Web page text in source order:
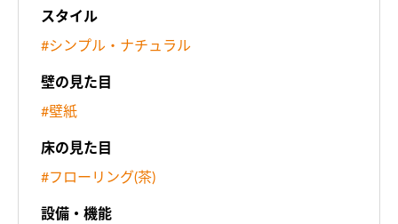
スタイル
#シンプル・ナチュラル
壁の見た目
#壁紙
床の見た目
#フローリング(茶)
設備・機能